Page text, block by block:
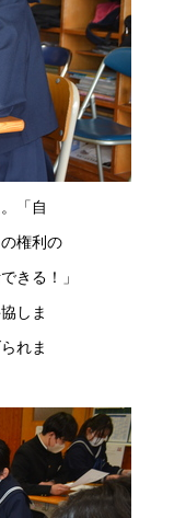
「自
権利の
きる！」
しま
れま